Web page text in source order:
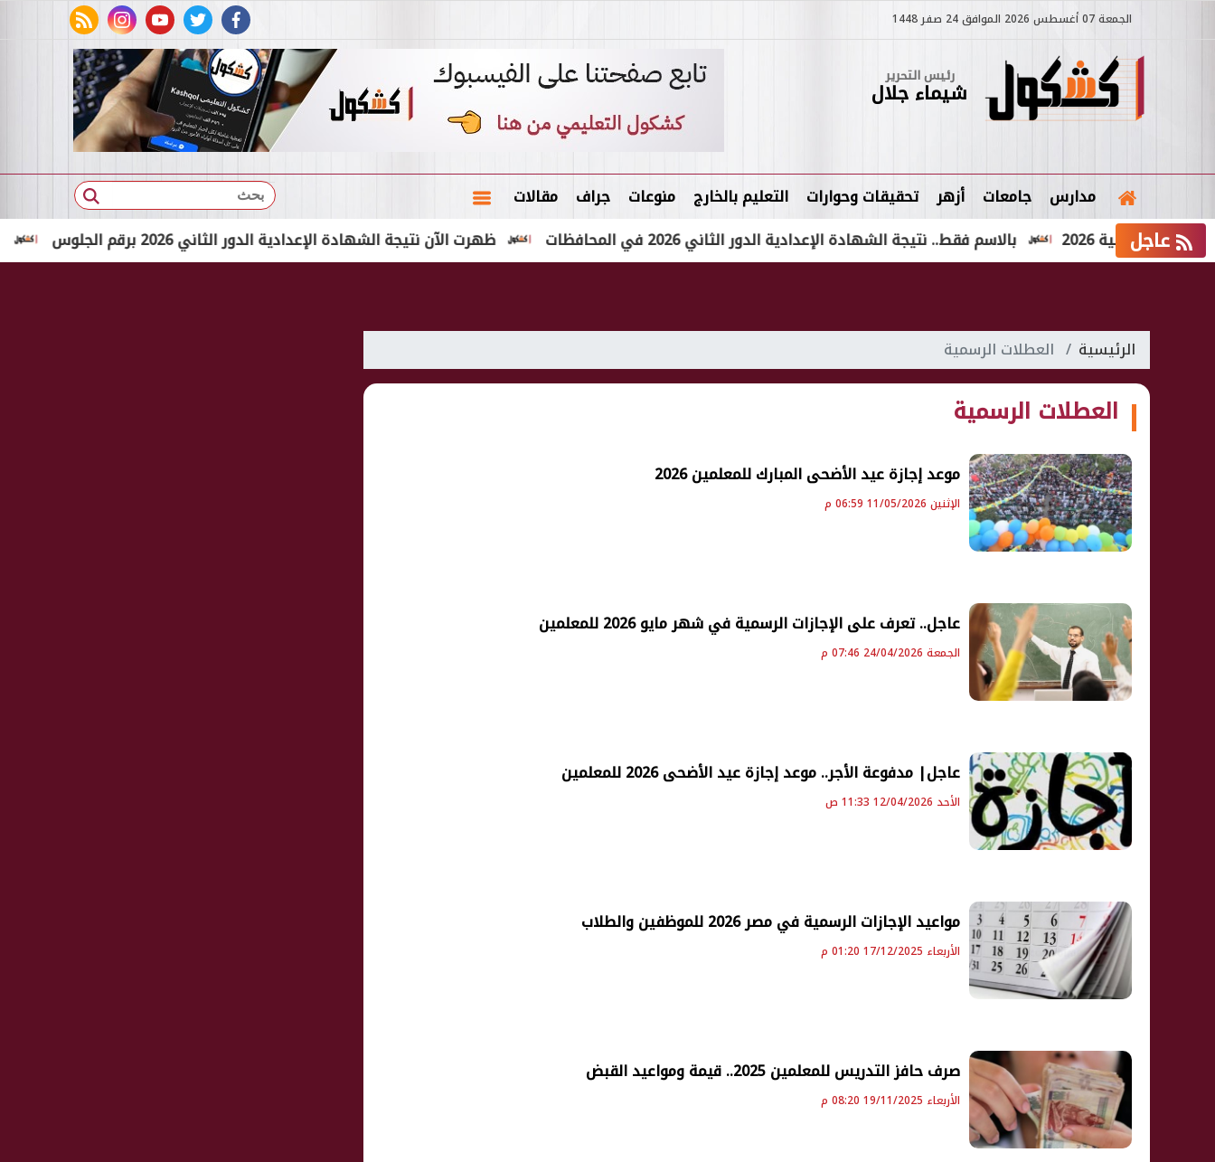
الجمعة 07 أغسطس 2026 الموافق 24 صفر 1448
facebook
twitter
youtube
instagram
rss feed
رئيس التحرير
شيماء جلال
مدارس جامعات أزهر تحقيقات وحوارات التعليم بالخارج منوعات جراف مقالات بحث
عاجل بالاسم ظهرت الآن نتيجة الشهادة الإعدادية الدور الثاني 2026 برقم الجلوس بالاسم فقط.. نتيجة الشهادة الإعدادية الدور الثاني 2026 في المحافظات 2026
الرئيسية العطلات الرسمية
العطلات الرسمية
موعد إجازة عيد الأضحى المبارك للمعلمين 2026
الإثنين 11/05/2026 06:59 م
عاجل.. تعرف على الإجازات الرسمية في شهر مايو 2026 للمعلمين
الجمعة 24/04/2026 07:46 م
عاجل| مدفوعة الأجر.. موعد إجازة عيد الأضحى 2026 للمعلمين
الأحد 12/04/2026 11:33 ص
مواعيد الإجازات الرسمية في مصر 2026 للموظفين والطلاب
الأربعاء 17/12/2025 01:20 م
صرف حافز التدريس للمعلمين 2025.. قيمة ومواعيد القبض
الأربعاء 19/11/2025 08:20 م